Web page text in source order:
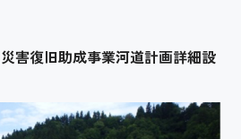
害復旧助成事業河道計画詳細設